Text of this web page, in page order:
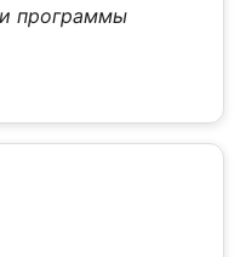
программы